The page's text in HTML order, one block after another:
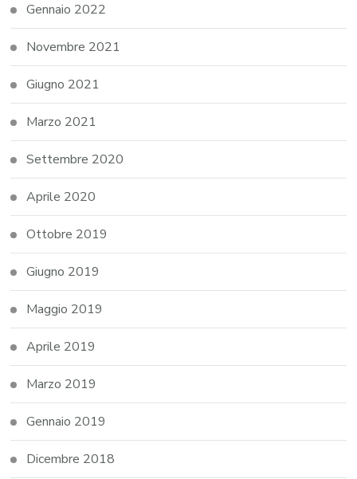
Gennaio 2022
Novembre 2021
Giugno 2021
Marzo 2021
Settembre 2020
Aprile 2020
Ottobre 2019
Giugno 2019
Maggio 2019
Aprile 2019
Marzo 2019
Gennaio 2019
Dicembre 2018